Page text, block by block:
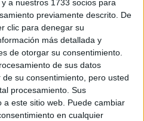
a nuestros 1733 socios para
previamente descrito. De
clic para denegar su
más detallada y
de otorgar su consentimiento.
de sus datos
su consentimiento, pero usted
procesamiento. Sus
a este sitio web. Puede cambiar
en cualquier
Comunicación Audiovisual